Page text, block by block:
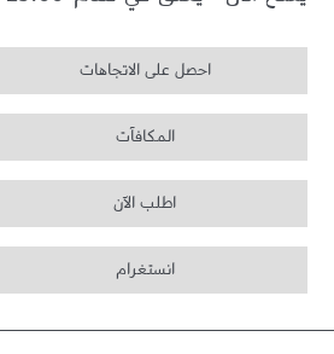
احصل على الاتجاهات
المكافآت
اطلب الآن
انستغرام